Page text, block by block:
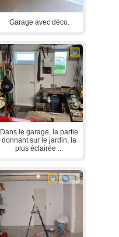
Garage avec déco.
Dans le garage, la partie
donnant sur le jardin, la
plus éclairée ...
1